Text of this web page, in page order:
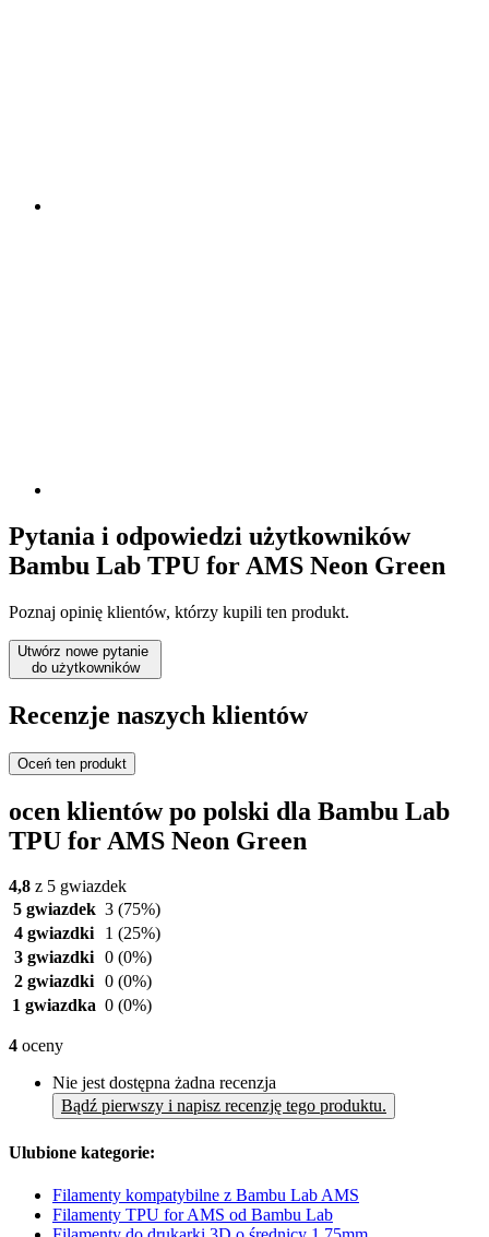
Pytania i odpowiedzi użytkowników
Bambu Lab TPU for AMS Neon Green
Poznaj opinię klientów, którzy kupili ten produkt.
Utwórz nowe pytanie
do użytkowników
Recenzje naszych klientów
Oceń ten produkt
ocen klientów po polski dla Bambu Lab
TPU for AMS Neon Green
4,8 z 5 gwiazdek
5 gwiazdek 3 (75%)
4 gwiazdki
1 (25%)
3 gwiazdki 0 (0%)
2 gwiazdki 0 (0%)
1 gwiazdka 0 (0%)
4 oceny
Nie jest dostępna żadna recenzja
Bądź pierwszy i napisz recenzję tego produktu.
Ulubione kategorie:
Filamenty kompatybilne z Bambu Lab AMS
Filamenty TPU for AMS od Bambu Lab